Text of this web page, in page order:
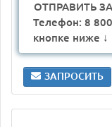
ОТПРАВИТЬ
Телефон: 8
кнопке ниже ↓
ЗАПРОСИТЬ